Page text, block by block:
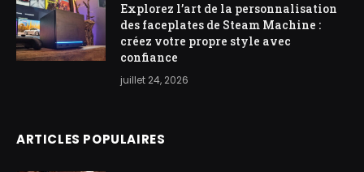
Explorez l’art de la personnalisation
des faceplates de Steam Machine :
créez votre propre style avec
confiance
juillet 24, 2026
ARTICLES POPULAIRES